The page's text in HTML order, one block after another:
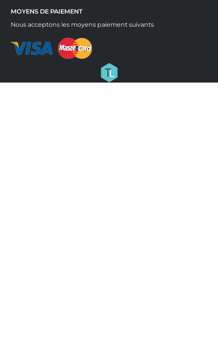
MOYENS DE PAIEMENT
Nous acceptons les moyens paiement suivants